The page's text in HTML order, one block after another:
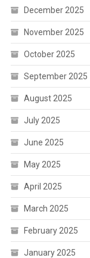
December 2025
November 2025
October 2025
September 2025
August 2025
July 2025
June 2025
May 2025
April 2025
March 2025
February 2025
January 2025